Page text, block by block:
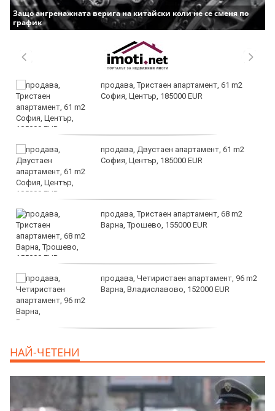
Защо ангренажната верига на китайски коли не се сменя по
график
продава, Тристаен апартамент, 61 m2
София, Център, 185000 EUR
продава, Двустаен апартамент, 61 m2
София, Център, 185000 EUR
продава, Тристаен апартамент, 68 m2
Варна, Трошево, 155000 EUR
продава, Четиристаен апартамент, 96 m2
Варна, Владиславово, 152000 EUR
НАЙ-ЧЕТЕНИ